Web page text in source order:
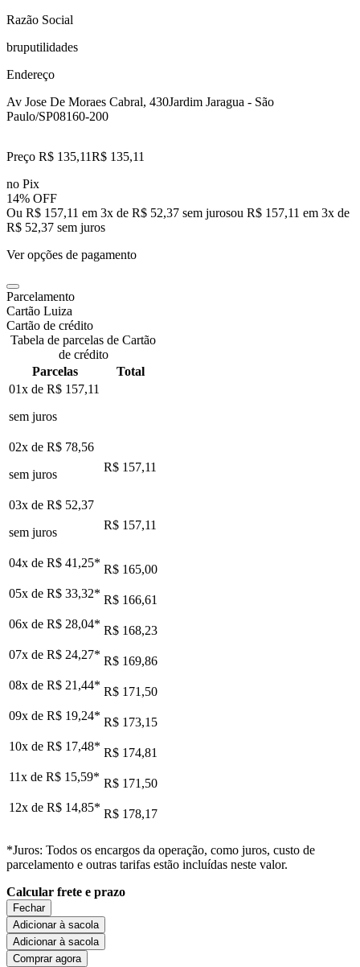
Razão Social
bruputilidades
Endereço
Av Jose De Moraes Cabral, 430Jardim Jaragua - São
Paulo/SP08160-200
Preço R$ 135,11R$ 135,11
no Pix
14% OFF
Ou R$ 157,11 em 3x de R$ 52,37 sem jurosou R$ 157,11 em 3x de
R$ 52,37 sem juros
Ver opções de pagamento
Parcelamento
Cartão Luiza
Cartão de crédito
Tabela de parcelas de Cartão
de crédito
Parcelas
Total
01x de R$ 157,11
sem juros
02x de R$ 78,56
sem juros
R$ 157,11
03x de R$ 52,37
sem juros
R$ 157,11
04x de R$ 41,25* R$ 165,00
05x de R$ 33,32* R$ 166,61
06x de R$ 28,04* R$ 168,23
07x de R$ 24,27* R$ 169,86
08x de R$ 21,44* R$ 171,50
09x de R$ 19,24* R$ 173,15
10x de R$ 17,48* R$ 174,81
11x de R$ 15,59* R$ 171,50
12x de R$ 14,85* R$ 178,17
*Juros: Todos os encargos da operação, como juros, custo de
parcelamento e outras tarifas estão incluídas neste valor.
Calcular frete e prazo
Fechar
Adicionar à sacola
Adicionar à sacola
Comprar agora